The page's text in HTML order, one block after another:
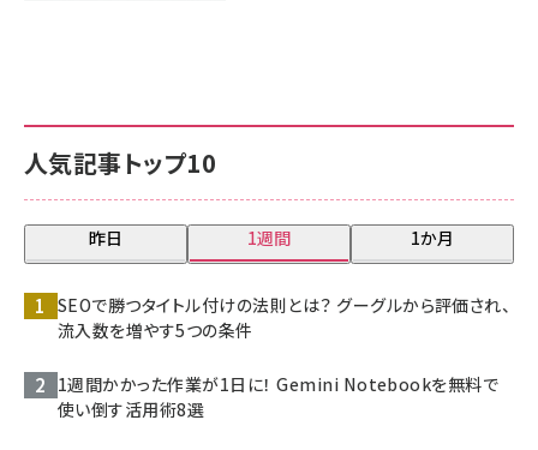
人気記事トップ10
昨日 1週間 1か月
SEOで勝つタイトル付けの法則とは？ グーグルから評価され、
流入数を増やす5つの条件
1週間かかった作業が1日に！ Gemini Notebookを無料で
使い倒す活用術8選